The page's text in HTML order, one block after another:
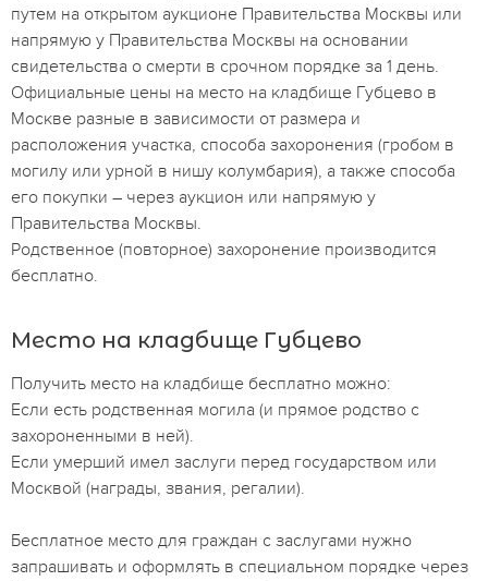
путем на открытом аукционе Правительства Москвы или
напрямую у Правительства Москвы на основании
свидетельства о смерти в срочном порядке за 1 день.
Официальные цены на место на кладбище Губцево в
Москве разные в зависимости от размера и
расположения участка, способа захоронения (гробом в
могилу или урной в нишу колумбария), а также способа
его покупки – через аукцион или напрямую у
Правительства Москвы.
Родственное (повторное) захоронение производится
бесплатно.
Место на кладбище Губцево
Получить место на кладбище бесплатно можно:
Если есть родственная могила (и прямое родство с
захороненными в ней).
Если умерший имел заслуги перед государством или
Москвой (награды, звания, регалии).
Бесплатное место для граждан с заслугами нужно
запрашивать и оформлять в специальном порядке через